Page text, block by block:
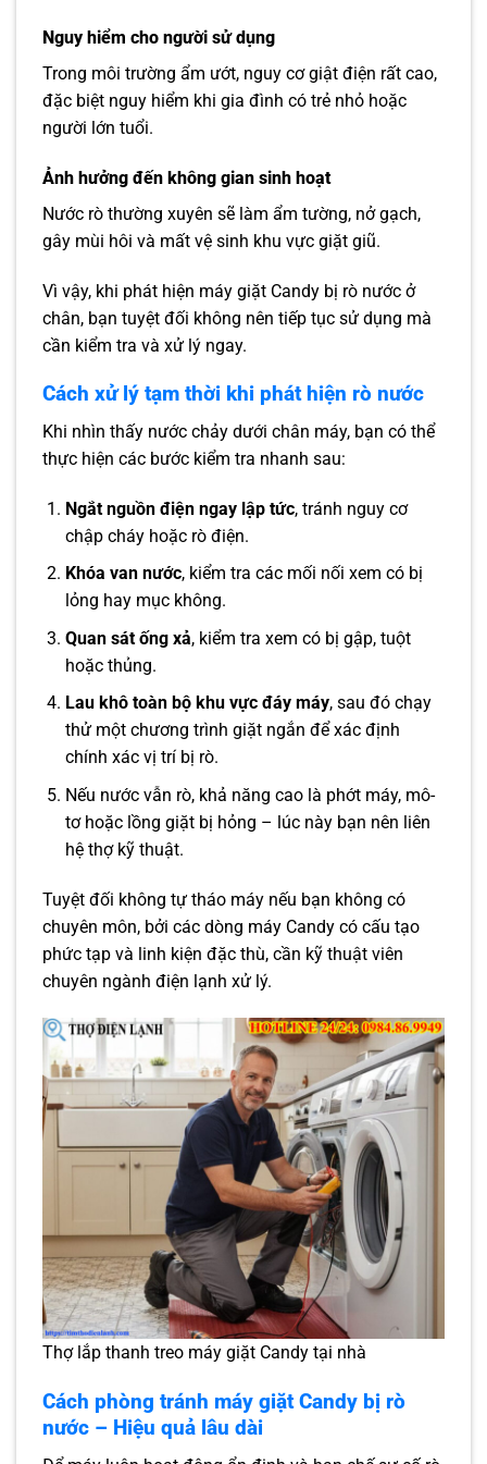
Nguy hiểm cho người sử dụng
Trong môi trường ẩm ướt, nguy cơ giật điện rất cao,
đặc biệt nguy hiểm khi gia đình có trẻ nhỏ hoặc
người lớn tuổi.
Ảnh hưởng đến không gian sinh hoạt
Nước rò thường xuyên sẽ làm ẩm tường, nở gạch,
gây mùi hôi và mất vệ sinh khu vực giặt giũ.
Vì vậy, khi phát hiện máy giặt Candy bị rò nước ở
chân, bạn tuyệt đối không nên tiếp tục sử dụng mà
cần kiểm tra và xử lý ngay.
Cách xử lý tạm thời khi phát hiện rò nước
Khi nhìn thấy nước chảy dưới chân máy, bạn có thể
thực hiện các bước kiểm tra nhanh sau:
Ngắt nguồn điện ngay lập tức, tránh nguy cơ
chập cháy hoặc rò điện.
Khóa van nước, kiểm tra các mối nối xem có bị
lỏng hay mục không.
Quan sát ống xả, kiểm tra xem có bị gập, tuột
hoặc thủng.
Lau khô toàn bộ khu vực đáy máy, sau đó chạy
thử một chương trình giặt ngắn để xác định
chính xác vị trí bị rò.
Nếu nước vẫn rò, khả năng cao là phớt máy, mô-
tơ hoặc lồng giặt bị hỏng – lúc này bạn nên liên
hệ thợ kỹ thuật.
Tuyệt đối không tự tháo máy nếu bạn không có
chuyên môn, bởi các dòng máy Candy có cấu tạo
phức tạp và linh kiện đặc thù, cần kỹ thuật viên
chuyên ngành điện lạnh xử lý.
Thợ lắp thanh treo máy giặt Candy tại nhà
Cách phòng tránh máy giặt Candy bị rò
nước – Hiệu quả lâu dài